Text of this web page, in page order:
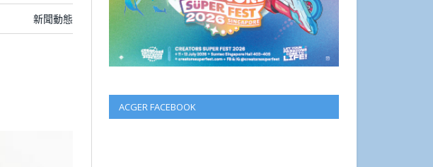
新聞動態
ACGER FACEBOOK